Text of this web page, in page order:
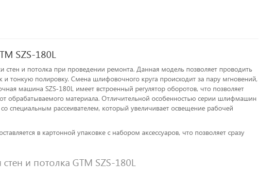
SZS-180L
стен и потолка при проведении ремонта. Данная модель позволяет проводить
тонкую полировку. Смена шлифовочного круга происходит за пару мгновений,
машина SZS-180L имеет встроенный регулятор оборотов, что позволяет
обрабатываемого материала. Отличительной особенностью серии шлифмашин
специальным рассеивателем, который увеличивает освещение рабочей
в картонной упаковке с набором аксессуаров, что позволяет сразу
и потолка GTM SZS-180L